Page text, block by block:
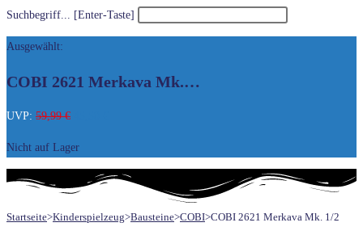
Suchbegriff... [Enter-Taste]
Ausgewählt:
COBI 2621 Merkava Mk.…
UVP: 59,99€
war:
59,99 €
ist:
45,50 €.
Nicht auf Lager
Startseite>Kinderspielzeug>Bausteine>COBI>COBI 2621 Merkava Mk. 1/2